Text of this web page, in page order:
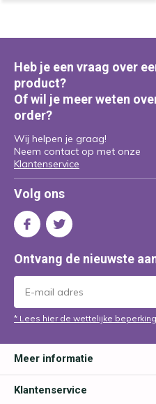
Heb je een vraag over
product?
Of wil je meer weten
order?
Wij helpen je graag!
Neem contact op met onze
Klantenservice
Volg ons
Ontvang de nieuwste
* Lees hier de wettelijke
Meer informatie
Klantenservice